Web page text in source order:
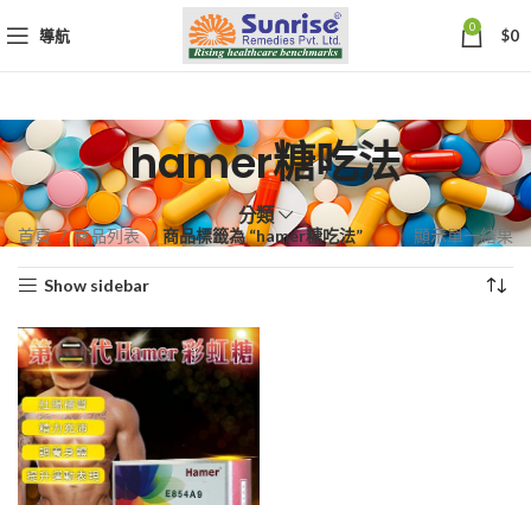
導航 0 $0
hamer糖吃法
分類
首頁 商品列表 商品標籤為 “hamer糖吃法” 顯示單一結果
Show sidebar